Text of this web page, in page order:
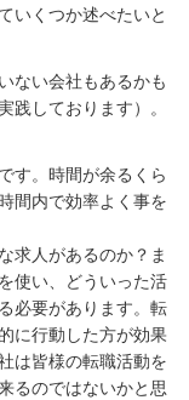
いくつか述べたいと
ない会社もあるかも
践しております）。
す。時間が余るくら
間内で効率よく事を
求人があるのか？ま
使い、どういった活
必要があります。転
に行動した方が効果
は皆様の転職活動を
るのではないかと思